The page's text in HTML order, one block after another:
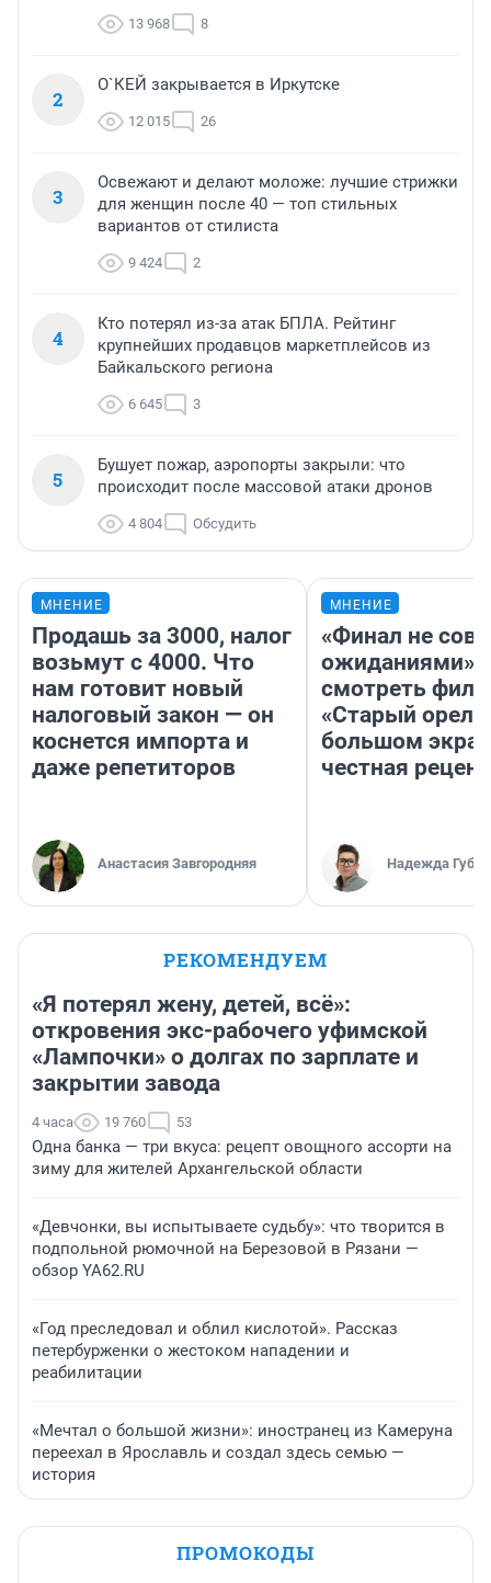
13 968 8
2
О`КЕЙ закрывается в Иркутске
12 015 26
3
Освежают и делают моложе: лучшие стрижки
для женщин после 40 — топ стильных
вариантов от стилиста
9 424 2
4
Кто потерял из-за атак БПЛА. Рейтинг
крупнейших продавцов маркетплейсов из
Байкальского региона
6 645 3
5
Бушует пожар, аэропорты закрыли: что
происходит после массовой атаки дронов
4 804 Обсудить
МНЕНИЕ
Продашь за 3000, налог
возьмут с 4000. Что
нам готовит новый
налоговый закон — он
коснется импорта и
даже репетиторов
Анастасия Завгородняя
МНЕНИЕ
«Финал не
ожиданиями»:
смотреть
«Старый орел»
большом
честная
Надежда
РЕКОМЕНДУЕМ
«Я потерял жену, детей, всё»:
откровения экс-рабочего уфимской
«Лампочки» о долгах по зарплате и
закрытии завода
4 часа 19 760 53
Одна банка — три вкуса: рецепт овощного ассорти на
зиму для жителей Архангельской области
«Девчонки, вы испытываете судьбу»: что творится в
подпольной рюмочной на Березовой в Рязани —
обзор YA62.RU
«Год преследовал и облил кислотой». Рассказ
петербурженки о жестоком нападении и
реабилитации
«Мечтал о большой жизни»: иностранец из Камеруна
переехал в Ярославль и создал здесь семью —
история
ПРОМОКОДЫ